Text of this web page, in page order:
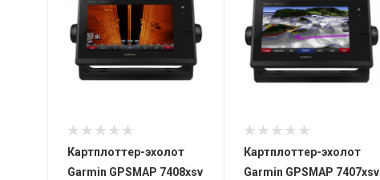
мм
Вес
1.40 кг
Картплоттер-эхолот
Garmin GPSMAP 7408xsv
15.5 х 8.6 см;
WSVGA14152;Garmin
GPSMAP
7408xsv;8
Размеры, мм
1.13 кг
Картплоттер-эхолот
Garmin GPSMAP 7407xsv